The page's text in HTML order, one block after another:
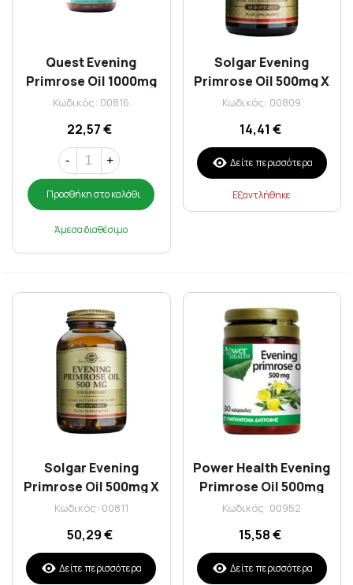
Quest Evening
Primrose Oil 1000mg
10% Gla Caps 90S
Κωδικός: 00816
22,57 €
- +
Προσθήκη στο καλάθι
Άμεσα διαθέσιμο
Solgar Evening
Primrose Oil 500mg X
30 Softgels
Κωδικός: 00809
14,41 €
Δείτε περισσότερα
Εξαντλήθηκε
Solgar Evening
Primrose Oil 500mg X
180 Softgels
Κωδικός: 00811
50,29 €
Δείτε περισσότερα
Power Health Evening
Primrose Oil 500mg
30S
Κωδικός: 00952
15,58 €
Δείτε περισσότερα